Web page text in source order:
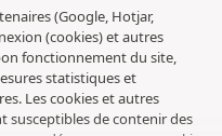
(Google, Hotjar,
(cookies) et autres
fonctionnement du site,
statistiques et
Les cookies et autres
susceptibles de contenir des